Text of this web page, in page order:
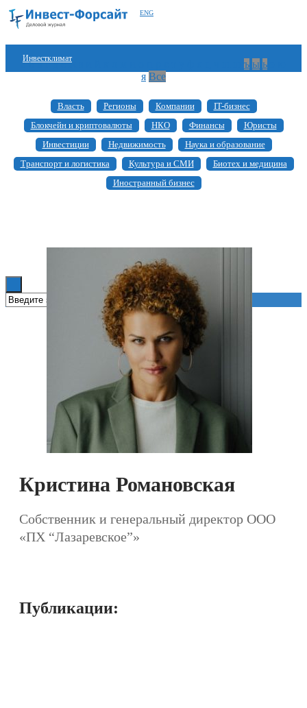
ENG
Инвестклимат
Инвестиции
Блокчейн
Стартапы
а б в г д е ж ъ ы ь
я Все
Власть Регионы Компании
IT-бизнес
Блокчейн и криптовалюты
НКО Финансы
Юристы
Инвестиции
Недвижимость
Наука и образование
Транспорт и логистика
Культура и СМИ
Биотех и медицина
Иностранный бизнес
Кристина Романовская
Собственник и генеральный директор ООО
«ПХ “Лазаревское”»
Публикации: